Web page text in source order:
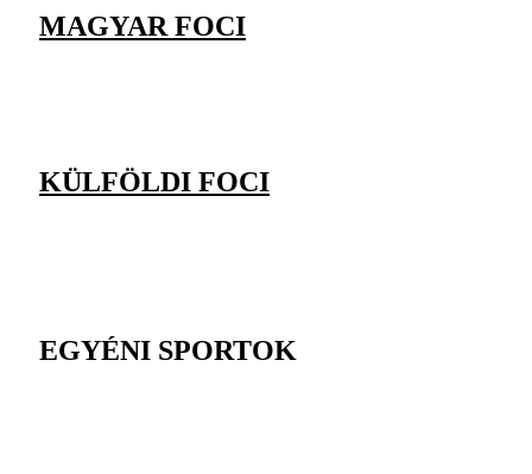
MAGYAR FOCI
KÜLFÖLDI FOCI
EGYÉNI SPORTOK